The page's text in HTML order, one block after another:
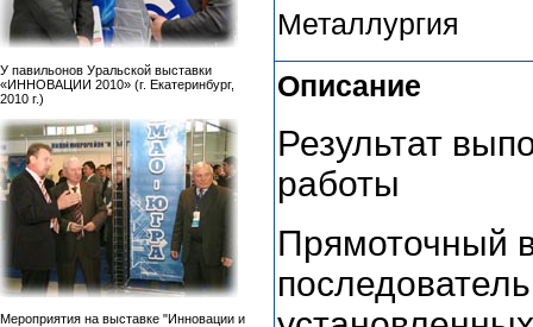
Металлургия
Описание
Результат
работы
Прямоточный
У павильонов Уральской выставки
«ИННОВАЦИИ 2010» (г. Екатеринбург,
2010 г.)
Мероприятия на выставке "Инновации и